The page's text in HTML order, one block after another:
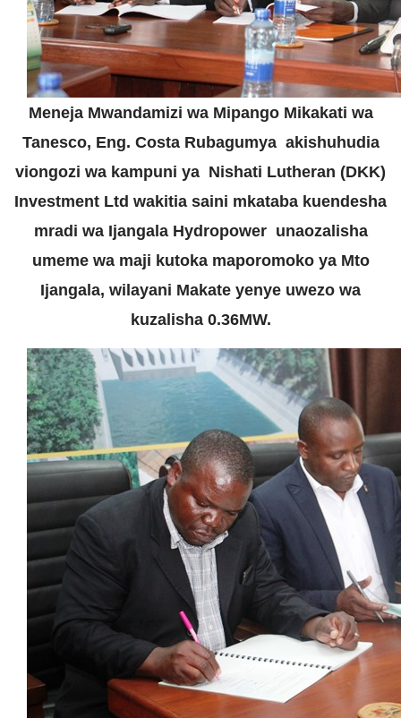
Meneja Mwandamizi wa Mipango Mikakati wa
Tanesco, Eng. Costa Rubagumya akishuhudia
viongozi wa kampuni ya Nishati Lutheran (DKK)
Investment Ltd wakitia saini mkataba kuendesha
mradi wa Ijangala Hydropower unaozalisha
umeme wa maji kutoka maporomoko ya Mto
Ijangala, wilayani Makate yenye uwezo wa
kuzalisha 0.36MW.